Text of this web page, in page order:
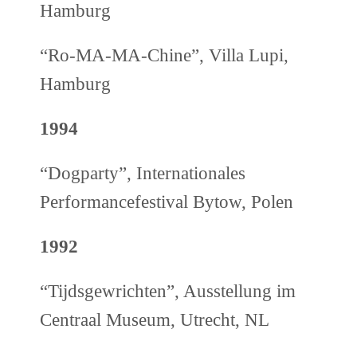
Hamburg
“Ro-MA-MA-Chine”, Villa Lupi,
Hamburg
1994
“Dogparty”, Internationales
Performancefestival Bytow, Polen
1992
“Tijdsgewrichten”, Ausstellung im
Centraal Museum, Utrecht, NL